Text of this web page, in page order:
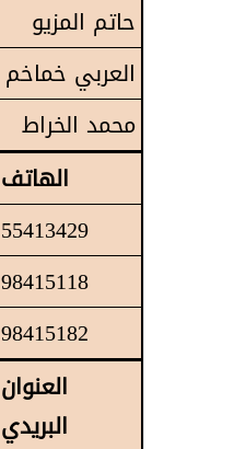
حاتم المزيو
العربي خماخم
محمد الخراط
الهاتف
55413429
98415118
98415182
العنوان
البريدي